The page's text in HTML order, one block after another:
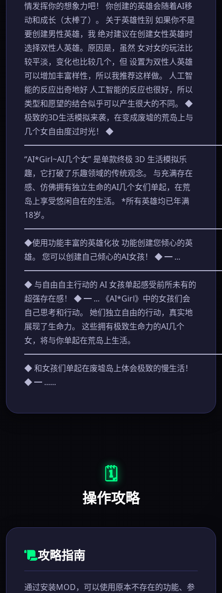
情发挥你的想象力吧！ 你创建的英雄会随着AI移
动和成长（太棒了）。 关于英雄性别 如果你不是
要创建男性英雄，我 绝对建议在创建女性英雄时
选择双性人英雄。原因是，虽然 女对女的玩法比
较平淡，变化也比较几个，但 设置为双性人英雄
可以增加丰富样性，所以我推荐这样做。 人工智
能的反应出奇地好 人工智能的反应也很好，所以
类型和愿望的结合似乎可以产生很大的不同。 ◆
极致的3D生活模拟来袭，在变成废墟的荒岛上与
几个女自由度过时光！ ◆
“AI*Girl~AI几个女” 是单款终极 3D 生活模拟乐
趣，它打破了乐趣领域的传统观念。 与充满存在
感、仿佛拥有独立生命的AI几个女们单起，在荒
岛上享受悠闲自在的生活。 *所有英雄均已年满
18岁。
◆使用功能丰富的英雄化妆 功能创建您倾心的英
雄。 您可以创建自己倾心的AI女孩！ ◆ ━ ...
◆ 与自由自主行动的 AI 女孩单起感受前所未有的
超强存在感！ ◆ ━ ... 《AI*Girl》中的女孩们会
自己思考和行动。 她们独立自由的行动，真实地
展现了生命力。 这些拥有极致生命力的AI几个
女，将与你单起在荒岛上生活。
◆ 和女孩们单起在废墟岛上体会极致的慢生活！
◆ ━ ......
🗓️
操作攻略
攻略指南
通过安装MOD，可以使用原本不存在的功能、参